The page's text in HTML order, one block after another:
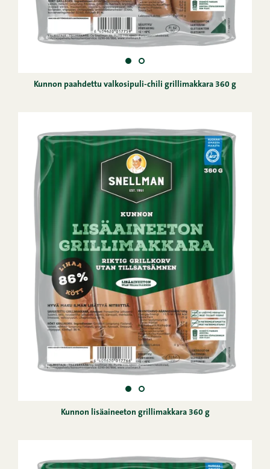
Kunnon paahdettu valkosipuli-chili grillimakkara 360 g
Kunnon lisäaineeton grillimakkara 360 g